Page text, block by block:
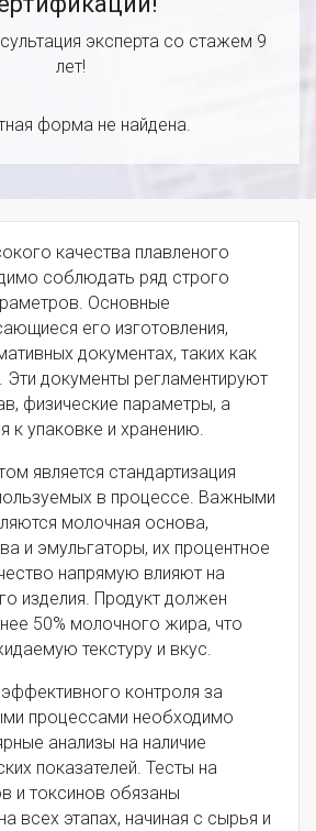
эксперта со стажем 9
лет!
форма не найдена.
качества плавленого
соблюдать ряд строго
Основные
его изготовления,
документах, таких как
документы регламентируют
физические параметры, а
к упаковке и хранению.
является стандартизация
в процессе. Важными
молочная основа,
и эмульгаторы, их процентное
напрямую влияют на
изделия. Продукт должен
50% молочного жира, что
текстуру и вкус.
контроля за
процессами необходимо
анализы на наличие
показателей. Тесты на
и токсинов обязаны
всех этапах, начиная с сырья и